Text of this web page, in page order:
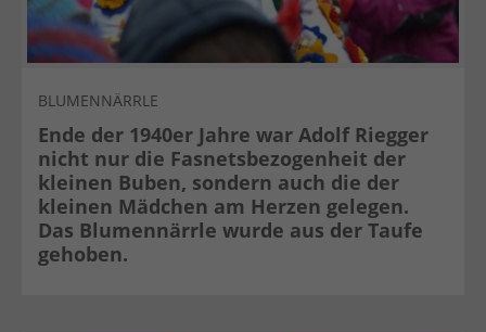
BLUMENNÄRRLE
Ende der 1940er Jahre war Adolf Riegger
nicht nur die Fasnetsbezogenheit der
kleinen Buben, sondern auch die der
kleinen Mädchen am Herzen gelegen.
Das Blumennärrle wurde aus der Taufe
gehoben.